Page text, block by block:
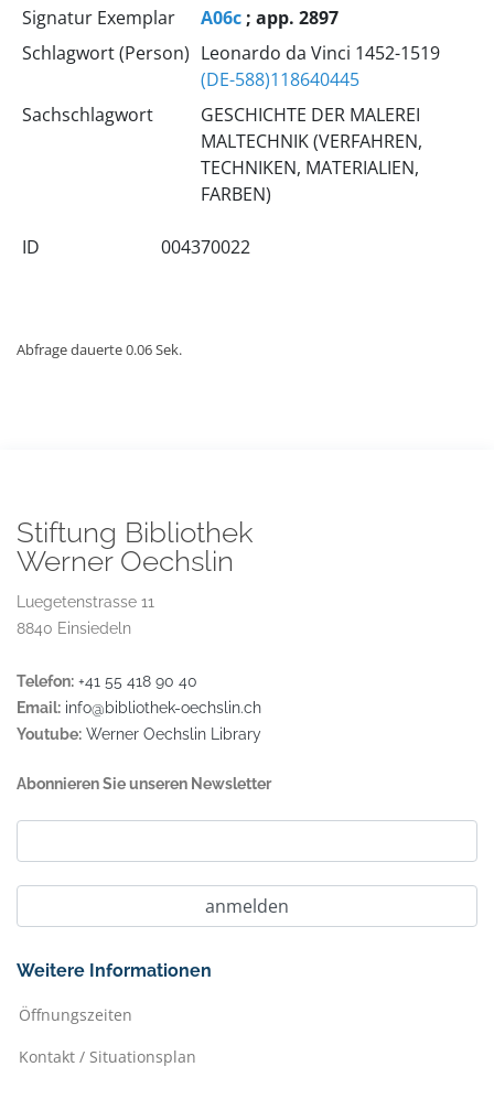
Signatur Exemplar A06c; app. 2897
Schlagwort (Person) Leonardo da Vinci 1452-1519
(DE-588)118640445
Sachschlagwort
GESCHICHTE DER MALEREI
MALTECHNIK (VERFAHREN,
TECHNIKEN, MATERIALIEN,
FARBEN)
ID 004370022
Abfrage dauerte 0.06 Sek.
Stiftung Bibliothek
Werner Oechslin
Luegetenstrasse 11
8840 Einsiedeln
Telefon: +41 55 418 90 40
Email: info@bibliothek-oechslin.ch
Youtube: Werner Oechslin Library
Abonnieren Sie unseren Newsletter
Weitere Informationen
Öffnungszeiten
Kontakt / Situationsplan